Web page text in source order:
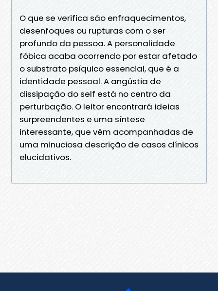
O que se verifica são enfraquecimentos,
desenfoques ou rupturas com o ser
profundo da pessoa. A personalidade
fóbica acaba ocorrendo por estar afetado
o substrato psíquico essencial, que é a
identidade pessoal. A angústia de
dissipação do self está no centro da
perturbação. O leitor encontrará ideias
surpreendentes e uma síntese
interessante, que vêm acompanhadas de
uma minuciosa descrição de casos clínicos
elucidativos.